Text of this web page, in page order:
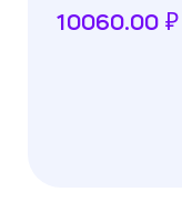
10060.00 ₽